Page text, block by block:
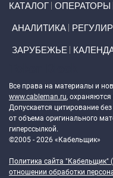
КАТАЛОГ ОПЕРАТОРЫ
АНАЛИТИКА
ЗАРУБЕЖЬЕ
Все права на материалы и
www.cableman.ru, охраняются
Допускается цитирование
от объема оригинального
гиперссылкой.
©2005 - 2026 «Кабельщик»
Политика сайта "Кабельщик"
отношении обработки